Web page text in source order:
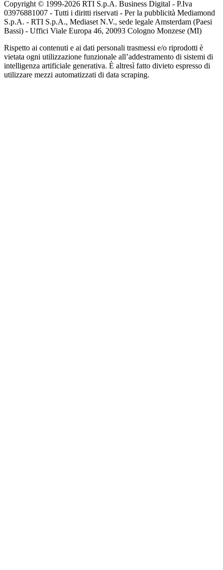
Copyright © 1999-2026 RTI S.p.A. Business Digital - P.Iva
03976881007 - Tutti i diritti riservati - Per la pubblicità Mediamond
S.p.A. - RTI S.p.A., Mediaset N.V., sede legale Amsterdam (Paesi
Bassi) - Uffici Viale Europa 46, 20093 Cologno Monzese (MI)
Rispetto ai contenuti e ai dati personali trasmessi e/o riprodotti è
vietata ogni utilizzazione funzionale all’addestramento di sistemi di
intelligenza artificiale generativa. È altresì fatto divieto espresso di
utilizzare mezzi automatizzati di data scraping.